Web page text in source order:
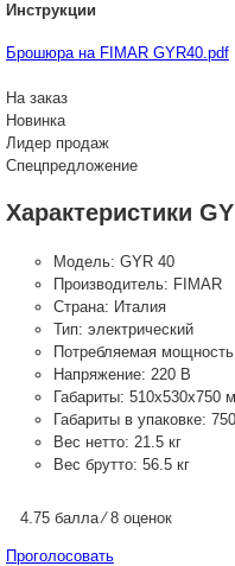
Инструкции
Брошюра на FIMAR GYR40.pdf
На заказ
Новинка
Лидер продаж
Спецпредложение
Характеристики
Модель: GYR 40
Производитель: FIMAR
Страна: Италия
Тип: электрический
Потребляемая
Напряжение: 220 В
Габариты: 510x530x750
Габариты в упаковке:
Вес нетто: 21.5 кг
Вес брутто: 56.5 кг
4.75 балла ⁄ 8 оценок
Проголосовать